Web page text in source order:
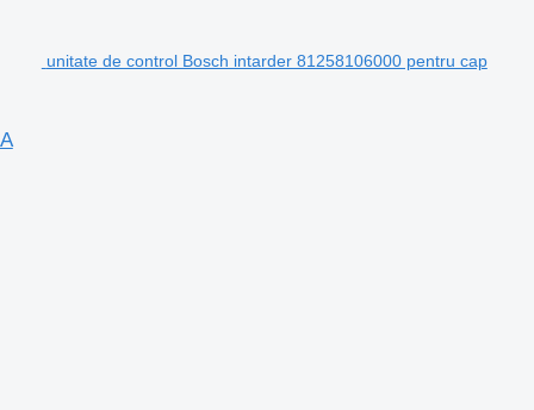
unitate de control Bosch intarder 81258106000 pentru cap